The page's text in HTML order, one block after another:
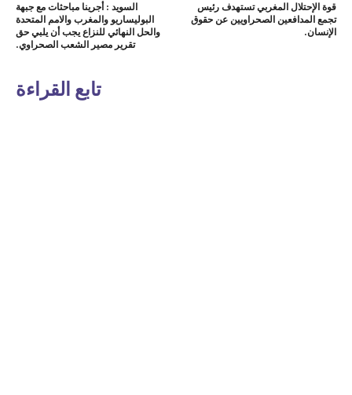
السويد : أجرينا مباحثات مع جبهة
البوليساريو والمغرب والامم المتحدة
والحل النهائي للنزاع يجب أن يلبي حق
تقرير مصير الشعب الصحراوي.
قوة الإحتلال المغربي تستهدف رئيس
تجمع المدافعين الصحراويين عن حقوق
الإنسان.
تابع القراءة